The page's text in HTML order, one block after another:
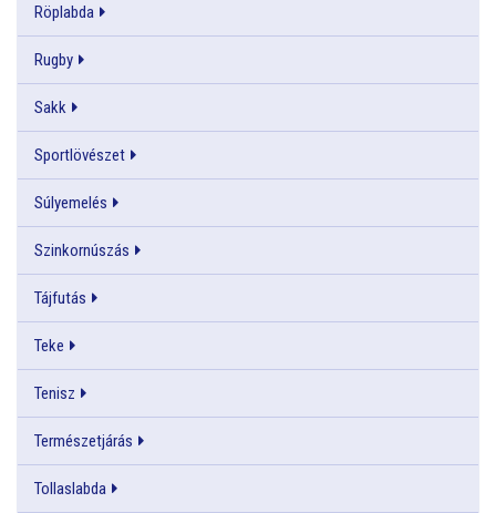
Röplabda
Rugby
Sakk
Sportlövészet
Súlyemelés
Szinkornúszás
Tájfutás
Teke
Tenisz
Természetjárás
Tollaslabda